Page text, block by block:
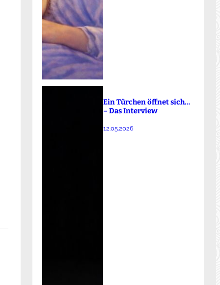
Ein Türchen öffnet sich…
– Das Interview
12.05.2026